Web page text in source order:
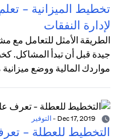
تخطيط الميزانية -
لإدارة النفقات
الطريقة الأمثل للتعامل مع
جيدة قبل أن تبدأ المشاكل.
مواردك المالية ووضع ميزانية
- التوفير
التخطيط للعطلة -